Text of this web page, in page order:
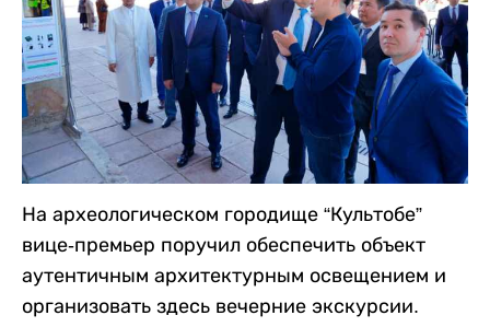
На археологическом городище “Культобе”
вице-премьер поручил обеспечить объект
аутентичным архитектурным освещением и
организовать здесь вечерние экскурсии.